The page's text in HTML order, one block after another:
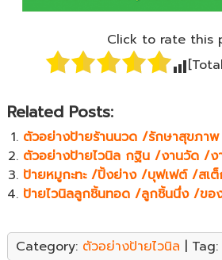
Click to rate this
Related Posts:
ตัวอย่างป้ายร้านนวด /รักษาสุขภาพ
ตัวอย่างป้ายไวนิล กฐิน /งานวัด /
ป้ายหมูกะทะ /ปิ้งย่าง /บุฟเฟต์ /สเ
ป้ายไวนิลลูกชิ้นทอด /ลูกชิ้นนึ่ง /ข
Category: ตัวอย่างป้ายไวนิล | Tag: